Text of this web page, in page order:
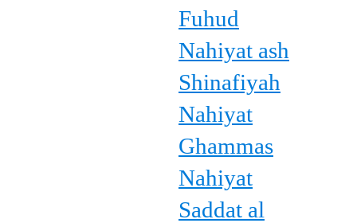
Fuhud
Nahiyat ash
Shinafiyah
Nahiyat
Ghammas
Nahiyat
Saddat al